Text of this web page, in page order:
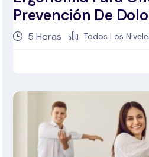
Prevención De
Cervical
5 Horas Todos Los